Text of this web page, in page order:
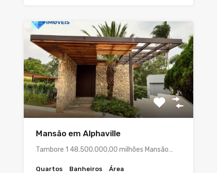
Mansão em Alphaville
Tambore 1 48.500.000,00 milhões Mansão…
Quartos Banheiros Área